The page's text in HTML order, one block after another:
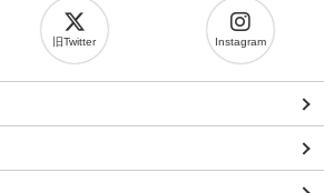
旧Twitter Instagram